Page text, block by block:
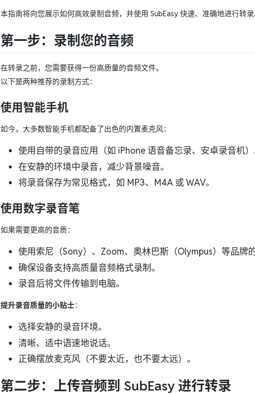
本指南将向您展示如何高效录制音频，并使用 SubEasy 快速、准确地进行转
第一步：录制您的音频
在转录之前，您需要获得一份高质量的音频文件。
以下是两种推荐的录制方式：
使用智能手机
如今，大多数智能手机都配备了出色的内置麦克风：
使用自带的录音应用（如 iPhone 语音备忘录、安卓录音机
在安静的环境中录音，减少背景噪音。
将录音保存为常见格式，如 MP3、M4A 或 WAV。
使用数字录音笔
如果需要更高的音质：
使用索尼（Sony）、Zoom、奥林巴斯（Olympus）等品牌
确保设备支持高质量音频格式录制。
录音后将文件传输到电脑。
提升录音质量的小贴士：
选择安静的录音环境。
清晰、适中语速地说话。
正确摆放麦克风（不要太近，也不要太远）。
第二步：上传音频到 SubEasy 进行转录